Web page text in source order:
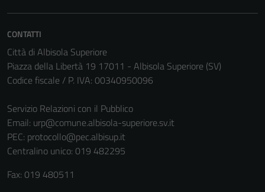
CONTATTI
Città di Albisola Superiore
Piazza della Libertà 19 17011 - Albisola Superiore (SV)
Codice fiscale / P. IVA: 00340950096
Servizio Relazioni con il Pubblico
Email: urp@comune.albisola-superiore.sv.it
PEC: protocollo@pec.albisup.it
Centralino unico: 019 482295
Fax: 019 480511